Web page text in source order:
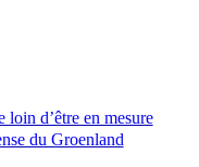
loin d’être en mesure
du Groenland